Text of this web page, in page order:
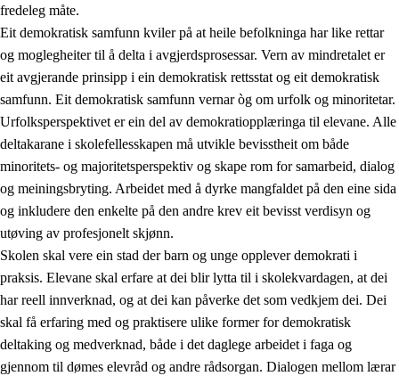
1.3 Kritisk tenking og etisk bevisstheit
1.4 Skaparglede, engasjement og utforskartrong
1.5 Respekt for naturen og miljøbevisstheit
fredeleg måte.
Eit demokratisk samfunn kviler på at heile befolkninga har like rettar
og moglegheiter til å delta i avgjerdsprosessar. Vern av mindretalet er
eit avgjerande prinsipp i ein demokratisk rettsstat og eit demokratisk
samfunn. Eit demokratisk samfunn vernar òg om urfolk og minoritetar.
Urfolksperspektivet er ein del av demokratiopplæringa til elevane. Alle
deltakarane i skolefellesskapen må utvikle bevisstheit om både
minoritets- og majoritetsperspektiv og skape rom for samarbeid, dialog
og meiningsbryting. Arbeidet med å dyrke mangfaldet på den eine sida
og inkludere den enkelte på den andre krev eit bevisst verdisyn og
utøving av profesjonelt skjønn.
Skolen skal vere ein stad der barn og unge opplever demokrati i
praksis. Elevane skal erfare at dei blir lytta til i skolekvardagen, at dei
har reell innverknad, og at dei kan påverke det som vedkjem dei. Dei
skal få erfaring med og praktisere ulike former for demokratisk
deltaking og medverknad, både i det daglege arbeidet i faga og
gjennom til dømes elevråd og andre rådsorgan. Dialogen mellom lærar